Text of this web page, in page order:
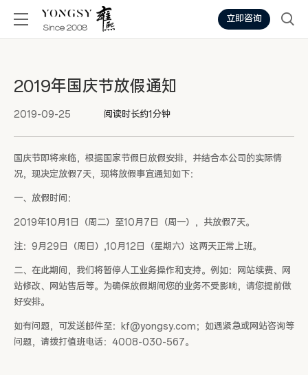
立即咨询
2019年国庆节放假通知
2019-09-25 阅读时长约1分钟
国庆节即将来临，根据国家节假日放假安排，并结合本公司的实际情
况，现决定放假7天，现将放假事宜通知如下：
一、放假时间：
2019年10月1日（周二）至10月7日（周一），共放假7天。
注：9月29日（周日）,10月12日（星期六）这两天正常上班。
二、在此期间，我们将暂停人工业务操作和支持。例如：网站续费、网
站修改、网站售后等。为确保放假期间您的业务不受影响，请您提前做
好安排。
如有问题，可发送邮件至：kf@yongsy.com；如遇紧急或网站咨询等
问题，请拨打值班电话：4008-030-567。